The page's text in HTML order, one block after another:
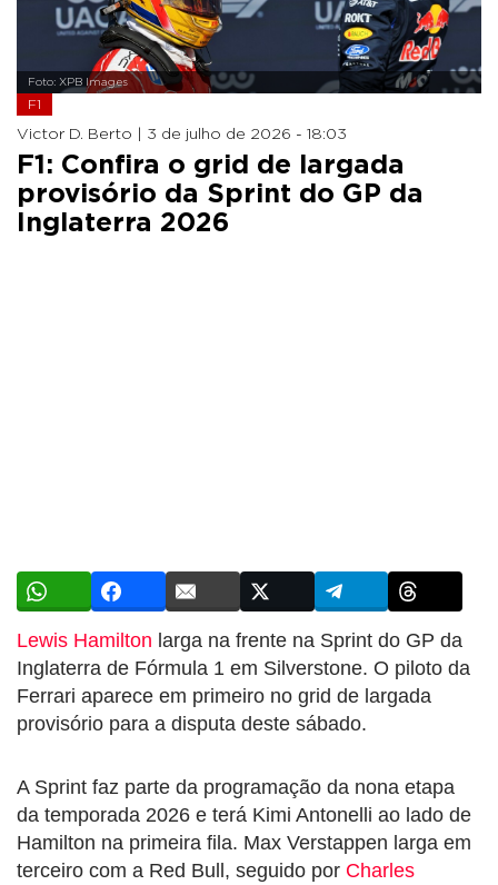
Foto: XPB Images
F1
Victor D. Berto | 3 de julho de 2026 - 18:03
F1: Confira o grid de largada
provisório da Sprint do GP da
Inglaterra 2026
Lewis Hamilton larga na frente na Sprint do GP da
Inglaterra de Fórmula 1 em Silverstone. O piloto da
Ferrari aparece em primeiro no grid de largada
provisório para a disputa deste sábado.
A Sprint faz parte da programação da nona etapa
da temporada 2026 e terá Kimi Antonelli ao lado de
Hamilton na primeira fila. Max Verstappen larga em
terceiro com a Red Bull, seguido por Charles